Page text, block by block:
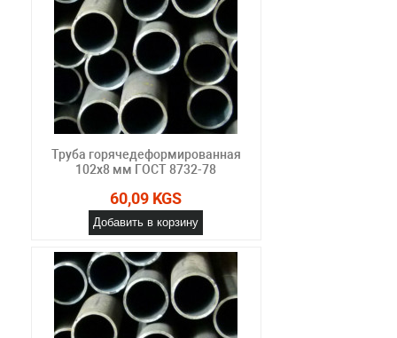
Труба горячедеформированная
102х8 мм ГОСТ 8732-78
60,09 KGS
Добавить в корзину